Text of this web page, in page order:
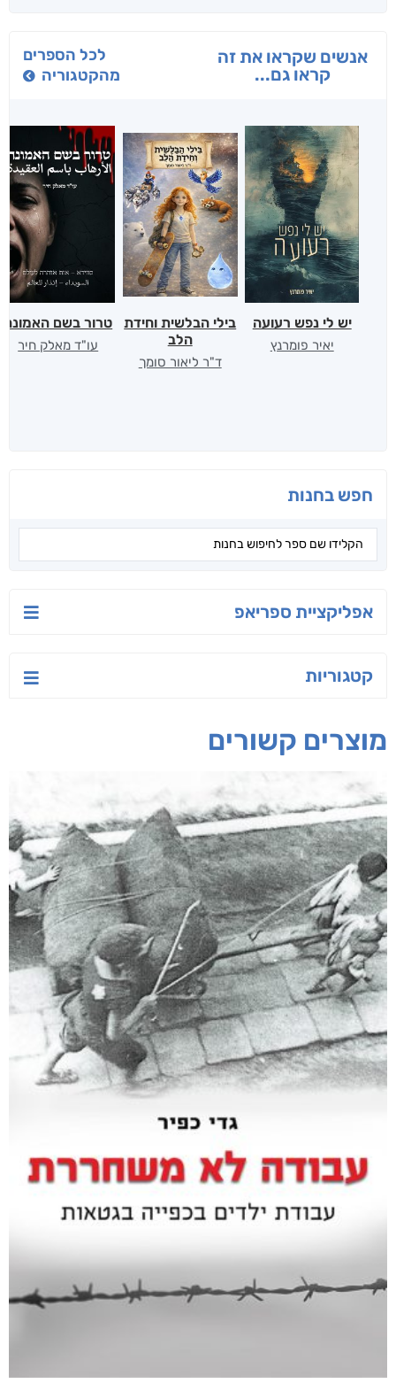
חפש בחנות
אפליקציית ספריאפ
קטגוריות
אנשים שקראו את זה
קראו גם...
לכל הספרים
מהקטגוריה
יש לי נפש רעועה
יאיר פומרנץ
בילי הבלשית וחידת
הלב
ד"ר ליאור סומך
טרור בשם האמונה
עו"ד מאלק חיר
מוצרים קשורים